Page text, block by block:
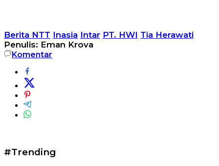
Berita NTT Inasia Intar PT. HWI Tia Herawati
Penulis: Eman Krova
Komentar
#Trending